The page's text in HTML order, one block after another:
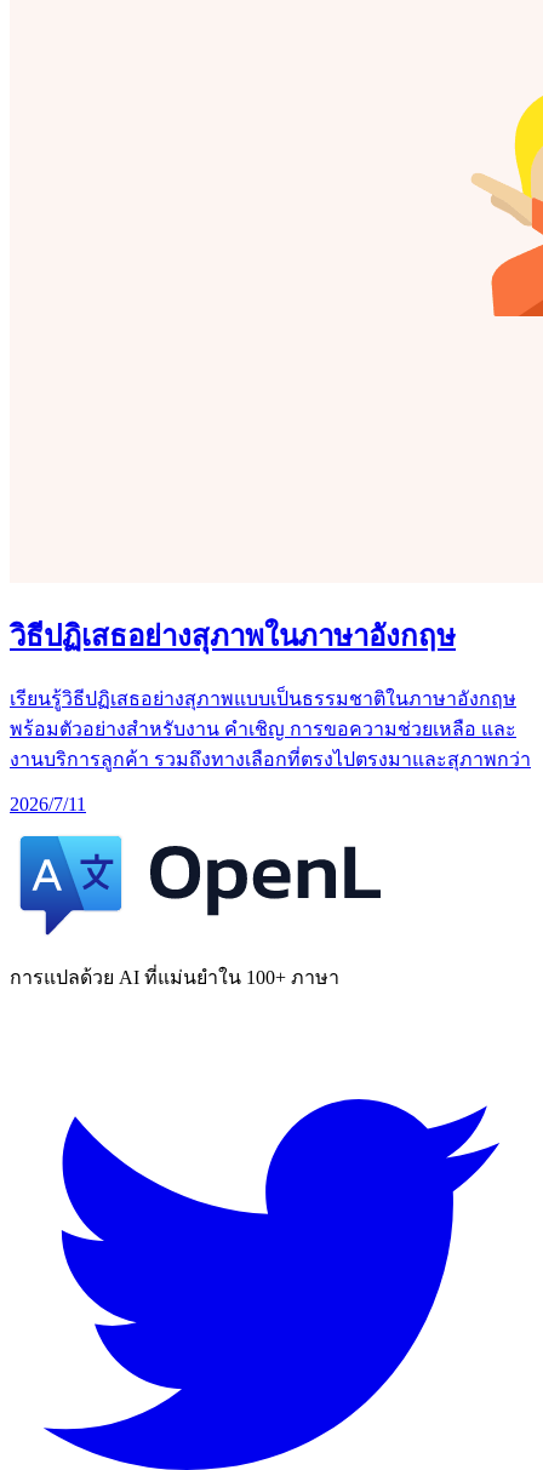
วิธีปฏิเสธอย่างสุภาพในภาษาอังกฤษ
เรียนรู้วิธีปฏิเสธอย่างสุภาพแบบเป็นธรรมชาติในภาษาอังกฤษ
พร้อมตัวอย่างสำหรับงาน คำเชิญ การขอความช่วยเหลือ และ
งานบริการลูกค้า รวมถึงทางเลือกที่ตรงไปตรงมาและสุภาพกว่า
2026/7/11
การแปลด้วย AI ที่แม่นยำใน 100+ ภาษา